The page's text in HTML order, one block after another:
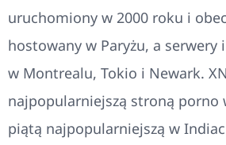
uruchomiony w 2000 roku i
hostowany w Paryżu, a serwery
w Montrealu, Tokio i Newark.
najpopularniejszą stroną porno
piątą najpopularniejszą w